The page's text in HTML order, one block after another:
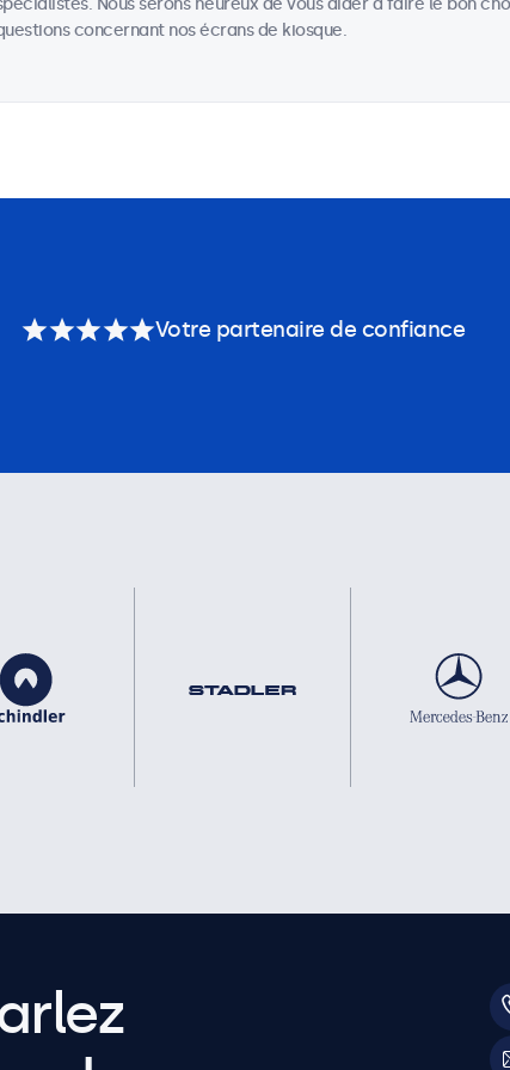
Nous serons heureux de vous aider à faire le bon
concernant nos écrans de kiosque.
Votre partenaire de confiance